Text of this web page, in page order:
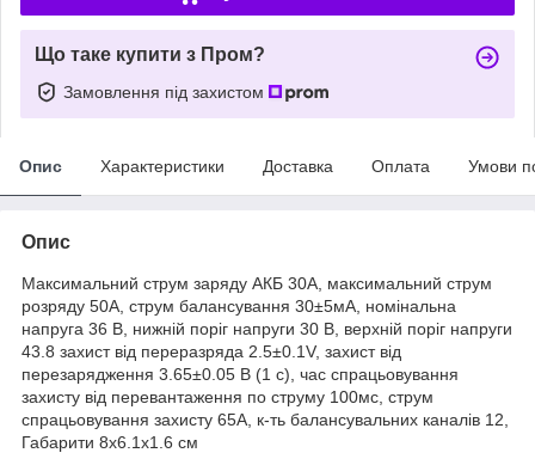
Що таке купити з Пром?
Замовлення під захистом
Опис Характеристики Доставка Оплата Умови
Опис
Максимальний струм заряду АКБ 30А, максимальний струм
розряду 50А, струм балансування 30±5мА, номінальна
напруга 36 В, нижній поріг напруги 30 В, верхній поріг напруги
43.8 захист від переразряда 2.5±0.1V, захист від
перезарядження 3.65±0.05 В (1 c), час спрацьовування
захисту від перевантаження по струму 100мс, струм
спрацьовування захисту 65А, к-ть балансувальних каналів 12,
Габарити 8х6.1х1.6 см